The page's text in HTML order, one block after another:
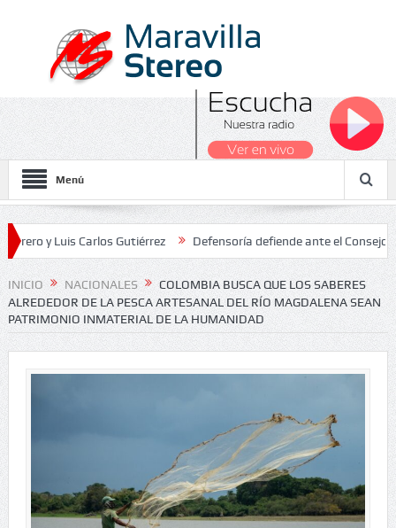
Menú
Carlos Gutiérrez Defensoría defiende ante el Consejo de
Nacionales 2026
INICIO NACIONALES
COLOMBIA BUSCA QUE LOS SABERES
ALREDEDOR DE LA PESCA ARTESANAL DEL RÍO MAGDALENA SEAN
PATRIMONIO INMATERIAL DE LA HUMANIDAD